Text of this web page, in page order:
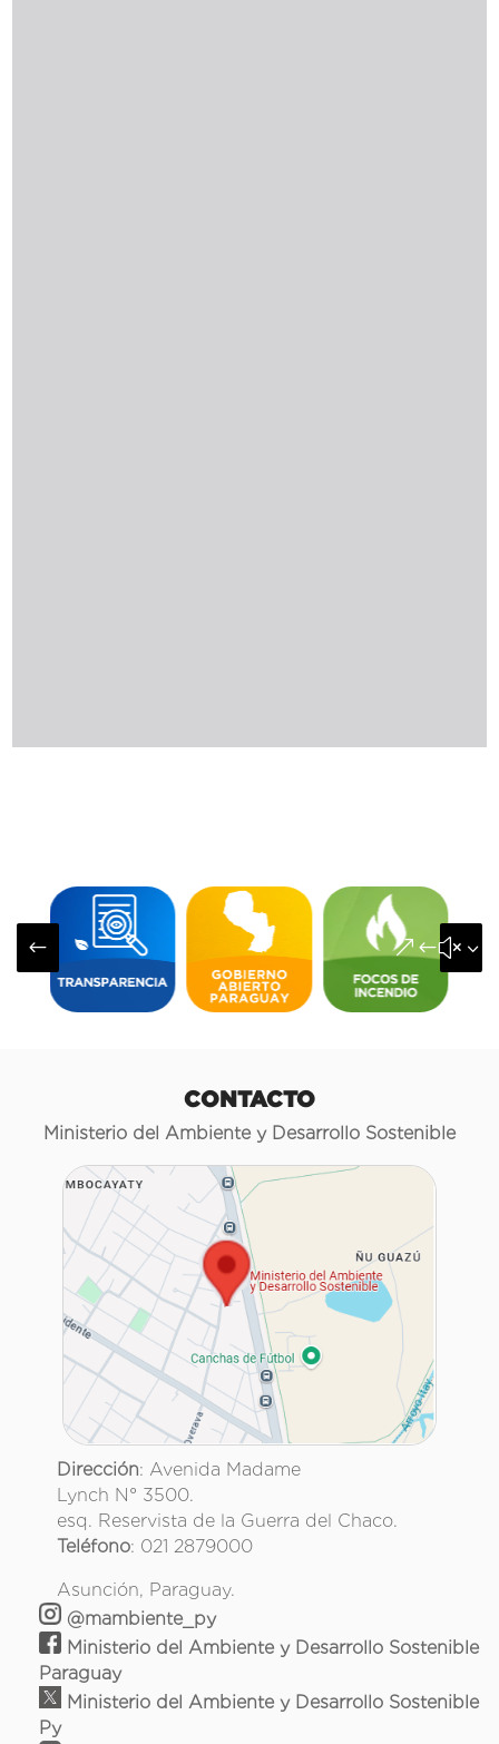
#
CONTACTO
Ministerio del Ambiente y Desarrollo Sostenible
Dirección: Avenida Madame
Lynch N° 3500.
esq. Reservista de la Guerra del Chaco.
Teléfono: 021 2879000
Asunción, Paraguay.
@mambiente_py
Ministerio del Ambiente y Desarrollo Sostenible
Paraguay
Ministerio del Ambiente y Desarrollo Sostenible
Py